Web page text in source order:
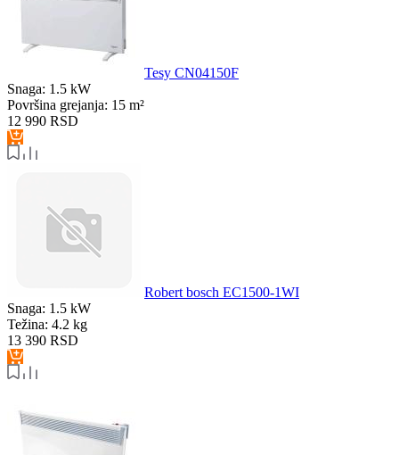
Tesy CN04150F
Snaga: 1.5 kW
Površina grejanja: 15 m²
12 990 RSD
Robert bosch EC1500-1WI
Snaga: 1.5 kW
Težina: 4.2 kg
13 390 RSD